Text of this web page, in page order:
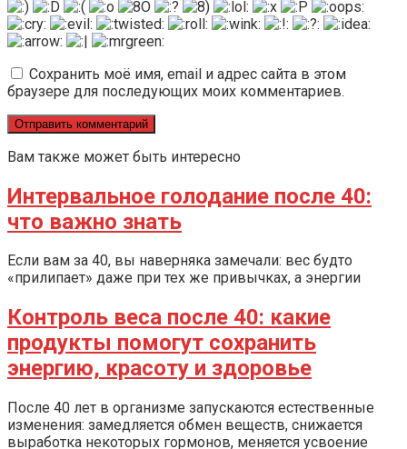
Сохранить моё имя, email и адрес сайта в этом
браузере для последующих моих комментариев.
Вам также может быть интересно
Интервальное голодание после 40:
что важно знать
Если вам за 40, вы наверняка замечали: вес будто
«прилипает» даже при тех же привычках, а энергии
Контроль веса после 40: какие
продукты помогут сохранить
энергию, красоту и здоровье
После 40 лет в организме запускаются естественные
изменения: замедляется обмен веществ, снижается
выработка некоторых гормонов, меняется усвоение